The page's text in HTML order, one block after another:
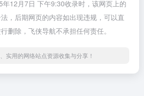
12月7日 下午9:30收录时，该网页上的
，后期网页的内容如出现违规，可以直
删除，飞侠导航不承担任何责任。
实用的网络站点资源收集与分享！